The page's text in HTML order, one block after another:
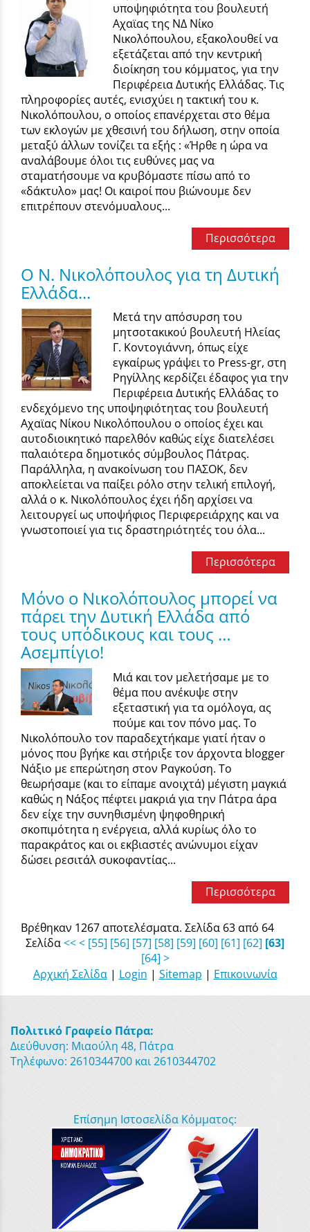
υποψηφιότητα του βουλευτή
Αχαϊας της ΝΔ Νίκο
Νικολόπουλου, εξακολουθεί να
εξετάζεται από την κεντρική
διοίκηση του κόμματος, για την
Περιφέρεια Δυτικής Ελλάδας. Τις
πληροφορίες αυτές, ενισχύει η τακτική του κ.
Νικολόπουλου, ο οποίος επανέρχεται στο θέμα
των εκλογών με χθεσινή του δήλωση, στην οποία
μεταξύ άλλων τονίζει τα εξής : «Ήρθε η ώρα να
αναλάβουμε όλοι τις ευθύνες μας να
σταματήσουμε να κρυβόμαστε πίσω από το
«δάκτυλο» μας! Οι καιροί που βιώνουμε δεν
επιτρέπουν στενόμυαλους...
Περισσότερα
Ο Ν. Νικολόπουλος για τη Δυτική
Ελλάδα...
Μετά την απόσυρση του
μητσοτακικού βουλευτή Ηλείας
Γ. Κοντογιάννη, όπως είχε
εγκαίρως γράψει το Press-gr, στη
Ρηγίλλης κερδίζει έδαφος για την
Περιφέρεια Δυτικής Ελλάδας το
ενδεχόμενο της υποψηφιότητας του βουλευτή
Αχαϊας Νίκου Νικολόπουλου ο οποίος έχει και
αυτοδιοικητικό παρελθόν καθώς είχε διατελέσει
παλαιότερα δημοτικός σύμβουλος Πάτρας.
Παράλληλα, η ανακοίνωση του ΠΑΣΟΚ, δεν
αποκλείεται να παίξει ρόλο στην τελική επιλογή,
αλλά ο κ. Νικολόπουλος έχει ήδη αρχίσει να
λειτουργεί ως υποψήφιος Περιφερειάρχης και να
γνωστοποιεί για τις δραστηριότητές του όλα...
Περισσότερα
Μόνο ο Νικολόπουλος μπορεί να
πάρει την Δυτική Ελλάδα από
τους υπόδικους και τους …
Ασεμπίγιο!
Μιά και τον μελετήσαμε με το
θέμα που ανέκυψε στην
εξεταστική για τα ομόλογα, ας
πούμε και τον πόνο μας. Το
Νικολόπουλο τον παραδεχτήκαμε γιατί ήταν ο
μόνος που βγήκε και στήριξε τον άρχοντα blogger
Νάξιο με επερώτηση στον Ραγκούση. Το
θεωρήσαμε (και το είπαμε ανοιχτά) μέγιστη μαγκιά
καθώς η Νάξος πέφτει μακριά για την Πάτρα άρα
δεν είχε την συνηθισμένη ψηφοθηρική
σκοπιμότητα η ενέργεια, αλλά κυρίως όλο το
παρακράτος και οι εκβιαστές ανώνυμοι είχαν
δώσει ρεσιτάλ συκοφαντίας...
Περισσότερα
Βρέθηκαν 1267 αποτελέσματα. Σελίδα 63 από 64
Σελίδα<<< [55] [56] [57] [58] [59] [60] [61] [62] [63]
[64] >
Αρχική Σελίδα| Login | Sitemap | Επικοινωνία
Πολιτικό Γραφείο Πάτρα:
Διεύθυνση: Μιαούλη 48, Πάτρα
Τηλέφωνο: 2610344700 και 2610344702
Επίσημη Ιστοσελίδα Κόμματος: